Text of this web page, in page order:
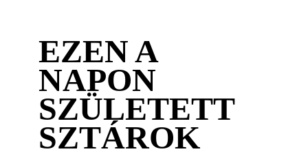
EZEN A
NAPON
SZÜLETETT
SZTÁROK